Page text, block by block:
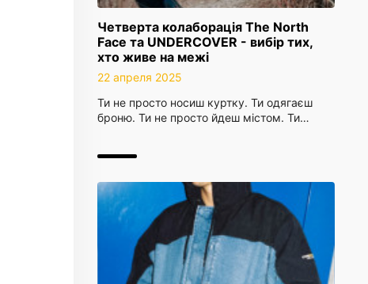
Четверта колаборація The North
Face та UNDERCOVER - вибір тих,
хто живе на межі
22 апреля 2025
Ти не просто носиш куртку. Ти одягаєш
броню. Ти не просто йдеш містом. Ти…